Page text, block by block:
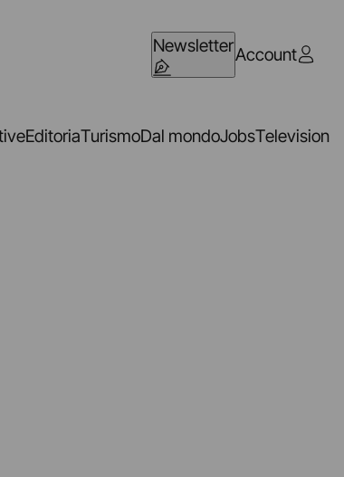
NewsletterAccount
EditoriaTurismoDal mondoJobsTelevision